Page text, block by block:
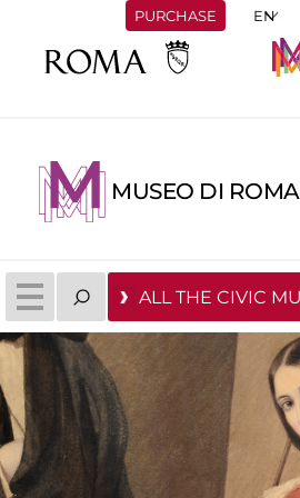
PURCHASE
MUSEO DI ROMA
ALL THE CIVIC